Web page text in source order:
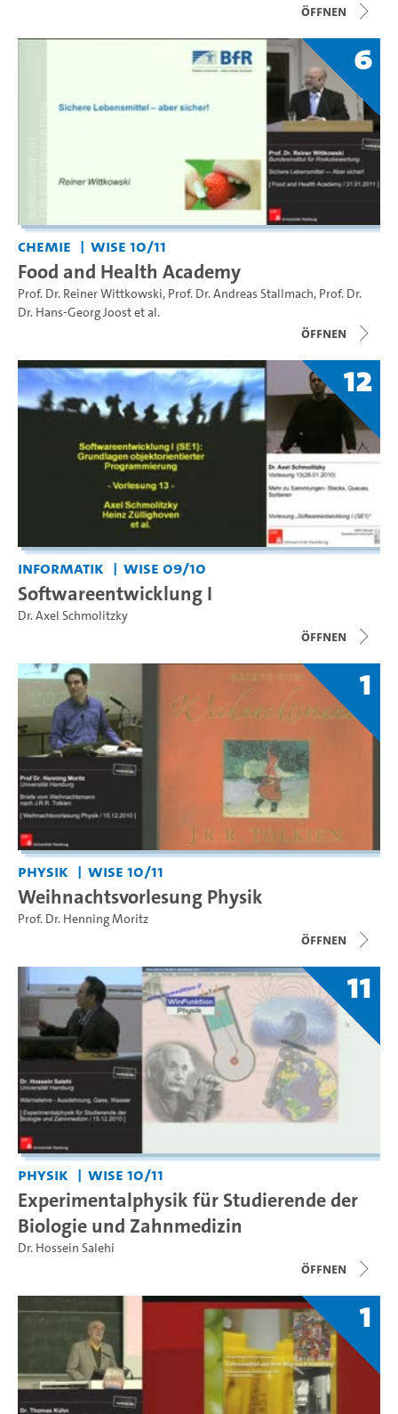
Öffnen
6
Chemie WiSe 10/11
Food and Health Academy
Prof. Dr. Reiner Wittkowski, Prof. Dr. Andreas Stallmach, Prof. Dr.
Dr. Hans-Georg Joostet al.
Öffnen
12
Informatik WiSe 09/10
Softwareentwicklung I
Dr. Axel Schmolitzky
Öffnen
1
Physik WiSe 10/11
Weihnachtsvorlesung Physik
Prof. Dr. Henning Moritz
Öffnen
11
Physik WiSe 10/11
Experimentalphysik für Studierende der
Biologie und Zahnmedizin
Dr. Hossein Salehi
Öffnen
1